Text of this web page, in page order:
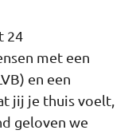
24
met een
en een
jij je thuis voelt,
geloven we